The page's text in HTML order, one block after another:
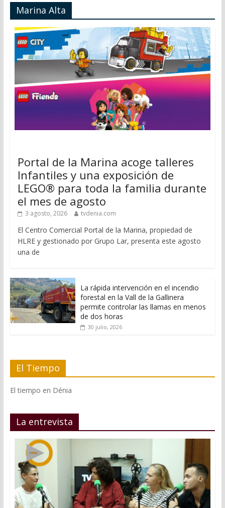
Marina Alta
Portal de la Marina acoge talleres
Infantiles y una exposición de
LEGO® para toda la familia durante
el mes de agosto
3 agosto, 2026 tvdenia.com
El Centro Comercial Portal de la Marina, propiedad de
HLRE y gestionado por Grupo Lar, presenta este agosto
una de
La rápida intervención en el incendio
forestal en la Vall de la Gallinera
permite controlar las llamas en menos
de dos horas
30 julio, 2026
El Tiempo
El tiempo en Dénia
La entrevista